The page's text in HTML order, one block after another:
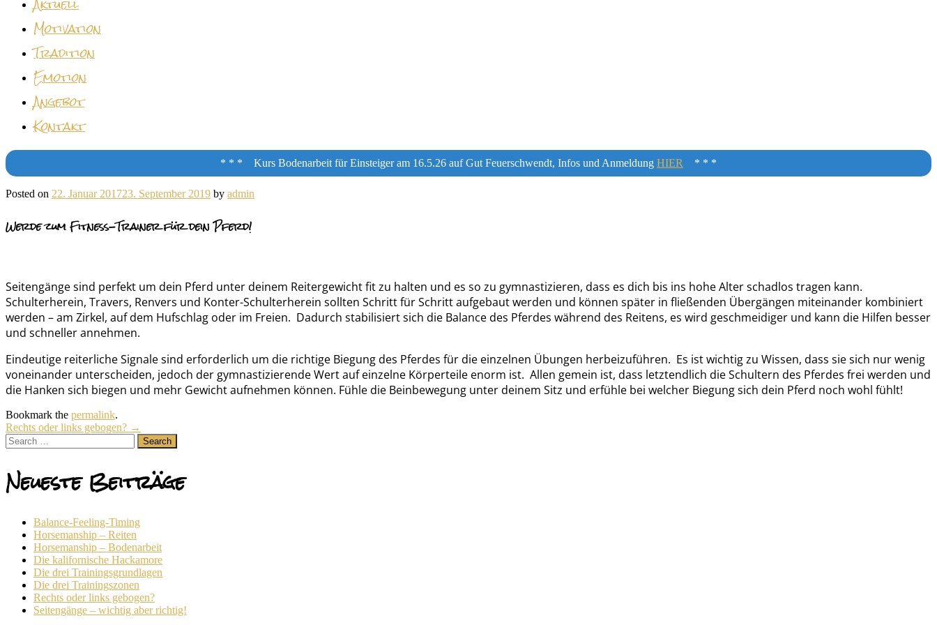
Motivation
Tradition
Emotion
Angebot
Kontakt
* * * Kurs Bodenarbeit für Einsteiger am 16.5.26 auf Gut Feuerschwendt, Infos und Anmeldung HIER * * *
Posted on 22. Januar 201723. September 2019 by admin
Werde zum Fitness-Trainer für dein Pferd!
Seitengänge sind perfekt um dein Pferd unter deinem Reitergewicht fit zu halten und es so zu gymnastizieren, dass es dich bis ins hohe Alter schadlos tragen kann.
Schulterherein, Travers, Renvers und Konter-Schulterherein sollten Schritt für Schritt aufgebaut werden und können später in fließenden Übergängen miteinander kombiniert
werden – am Zirkel, auf dem Hufschlag oder im Freien. Dadurch stabilisiert sich die Balance des Pferdes während des Reitens, es wird geschmeidiger und kann die Hilfen besser
und schneller annehmen.
Eindeutige reiterliche Signale sind erforderlich um die richtige Biegung des Pferdes für die einzelnen Übungen herbeizuführen. Es ist wichtig zu Wissen, dass sie sich nur wenig
voneinander unterscheiden, jedoch der gymnastizierende Wert auf einzelne Körperteile enorm ist. Allen gemein ist, dass letztendlich die Schultern des Pferdes frei werden und
die Hanken sich biegen und mehr Gewicht aufnehmen können. Fühle die Beinbewegung unter deinem Sitz und erfühle bei welcher Biegung sich dein Pferd noch wohl fühlt!
Bookmark the permalink.
Post
navigation
Rechts oder links gebogen? →
Search
for:
Neueste Beiträge
Balance-Feeling-Timing
Horsemanship – Reiten
Horsemanship – Bodenarbeit
Die kalifornische Hackamore
Die drei Trainingsgrundlagen
Die drei Trainingszonen
Rechts oder links gebogen?
Seitengänge – wichtig aber richtig!